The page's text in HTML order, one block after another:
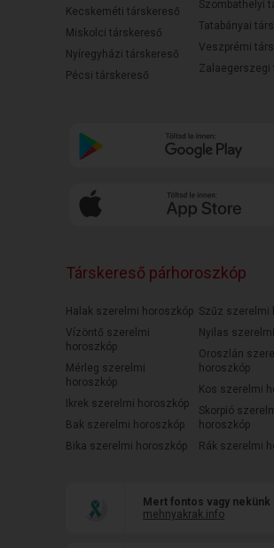
Kecskeméti társkereső
Miskolci társkereső
Nyíregyházi társkereső
Pécsi társkereső
Szombathelyi
Tatabányai
Veszprémi
Zalaegerszegi
Társkereső párhoroszkóp
Halak szerelmi horoszkóp
Vízöntő szerelmi
horoszkóp
Mérleg szerelmi
horoszkóp
Ikrek szerelmi horoszkóp
Bak szerelmi horoszkóp
Bika szerelmi horoszkóp
Szűz szerelmi
Nyilas
Oroszlán
horoszkóp
Kos szerelmi
Skorpió
horoszkóp
Rák szerelmi
Mert fontos vagy nekünk
mehnyakrak.info